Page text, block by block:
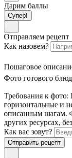
Дарим баллы
Супер!
Отправляем рецепт
Как назовем?
Пошаговое
Фото готового
Требования к
горизонтальные и
описанным шагам.
других ресурсах,
Как вас зовут?
Отправить рецепт